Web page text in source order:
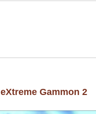
eXtreme Gammon 2